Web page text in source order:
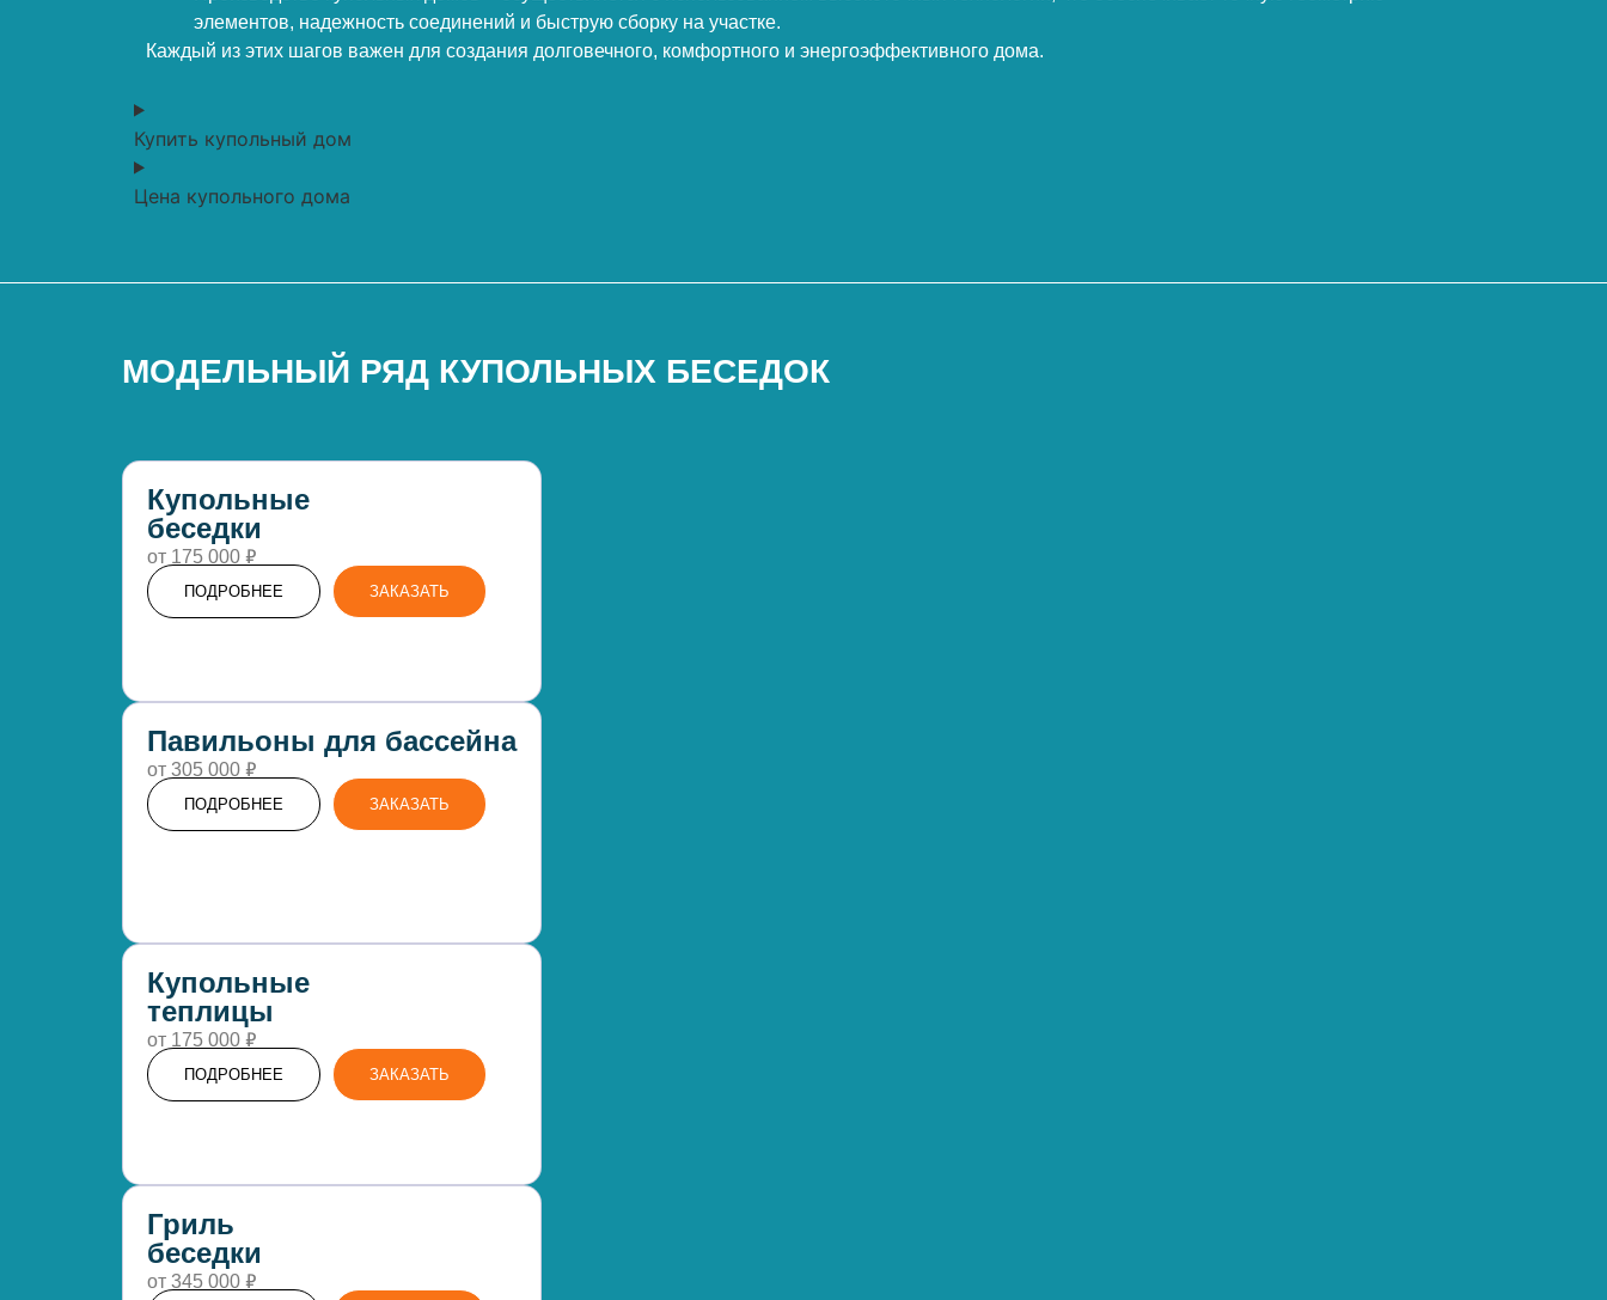
элементов, надежность соединений и быструю сборку на участке.
Каждый из этих шагов важен для создания долговечного, комфортного и энергоэффективного дома.
Купить купольный дом
Цена купольного дома
МОДЕЛЬНЫЙ РЯД КУПОЛЬНЫХ БЕСЕДОК
Купольные
беседки
от 175 000 ₽
ПОДРОБНЕЕ ЗАКАЗАТЬ
Павильоны для бассейна
от 305 000 ₽
ПОДРОБНЕЕ ЗАКАЗАТЬ
Купольные
теплицы
от 175 000 ₽
ПОДРОБНЕЕ ЗАКАЗАТЬ
Гриль
беседки
от 345 000 ₽